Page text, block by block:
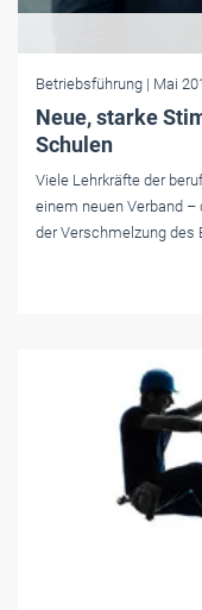
Betriebsführung | Mai
Neue, starke
Schulen
Viele Lehrkräfte der
einem neuen Verband –
der Verschmelzung des